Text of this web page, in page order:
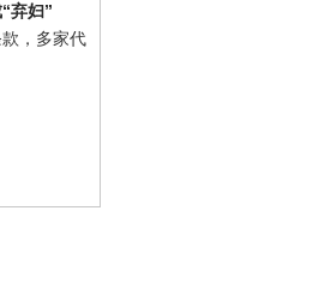
弃妇”
，多家代